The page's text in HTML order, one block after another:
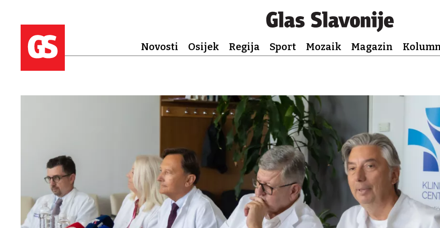
Novosti Osijek Regija Sport Mozaik Magazin